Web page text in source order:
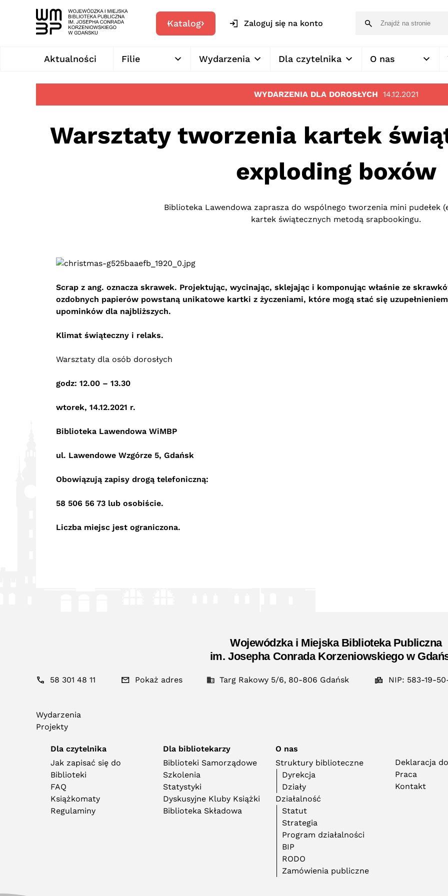
Katalog Zaloguj się na konto
Aktualności Filie Wydarzenia Dla czytelnika O nas
WYDARZENIA DLA DOROSŁYCH 14.12.2021
Warsztaty tworzenia kartek
exploding boxów
Biblioteka Lawendowa zaprasza do wspólnego tworzenia mini pudełek
kartek świątecznych metodą srapbookingu.
Scrap z ang. oznacza skrawek. Projektując, wycinając, sklejając i komponując właśnie ze
ozdobnych papierów powstaną unikatowe kartki z życzeniami, które mogą stać się uzupełnieniem
upominków dla najbliższych.
Klimat świąteczny i relaks.
Warsztaty dla osób dorosłych
godz: 12.00 – 13.30
wtorek, 14.12.2021 r.
Biblioteka Lawendowa WiMBP
ul. Lawendowe Wzgórze 5, Gdańsk
Obowiązują zapisy drogą telefoniczną:
58 506 56 73 lub osobiście.
Liczba miejsc jest ograniczona.
Wojewódzka i Miejska Biblioteka Publiczna
im. Josepha Conrada Korzeniowskiego w
58 301 48 11 Pokaż adres Targ Rakowy 5/6, 80-806 Gdańsk NIP: 583-19-
Wydarzenia
Projekty
Dla czytelnika
Jak zapisać się do
Biblioteki
FAQ
Książkomaty
Regulaminy
Dla bibliotekarzy
Biblioteki Samorządowe
Szkolenia
Statystyki
Dyskusyjne Kluby Książki
Biblioteka Składowa
O nas
Struktury biblioteczne
Dyrekcja
Działy
Działalność
Statut
Strategia
Program działalności
BIP
RODO
Zamówienia publiczne
Deklaracja
Praca
Kontakt